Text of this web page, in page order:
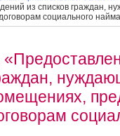
из списков граждан,
социального